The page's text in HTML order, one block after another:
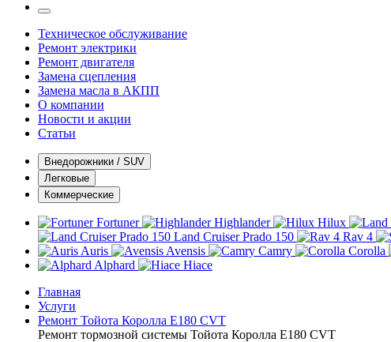
Техническое обслуживание
Ремонт электрики
Ремонт двигателя
Замена сцепления
Замена масла в АКПП
О компании
Новости и акции
Статьи
Внедорожники / SUV
Легковые
Коммерческие
Fortuner Highlander Hilux
Land Cruiser Prado 150
Rav 4
Auris
Avensis Camry Corolla
Alphard
Hiace
Главная
Услуги
Ремонт Тойота Королла E180 CVT
Ремонт тормозной системы Тойота Королла E180 CVT